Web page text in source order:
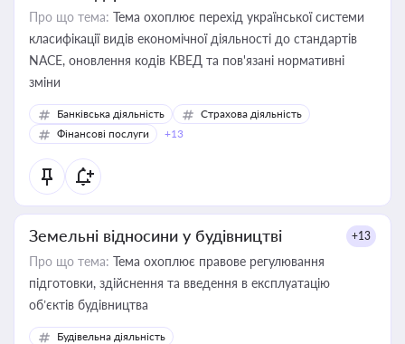
Про що тема: Тема охоплює перехід української системи
класифікації видів економічної діяльності до стандартів
NACE, оновлення кодів КВЕД та пов'язані нормативні
зміни
Банківська діяльність
Страхова діяльність
Фінансові послуги
+13
Земельні відносини у будівництві +13
Про що тема: Тема охоплює правове регулювання
підготовки, здійснення та введення в експлуатацію
об’єктів будівництва
Будівельна діяльність